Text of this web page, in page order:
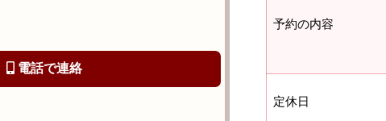
電話で連絡
予約の内容
定休日